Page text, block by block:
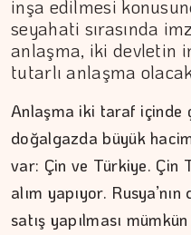
inşa edilmesi
seyahati sırasında
anlaşma, iki devletin
tutarlı anlaşma
Anlaşma iki taraf içinde
doğalgazda büyük
var: Çin ve Türkiye. Çin
alım yapıyor.
satış yapılması
ÇİĞDEM MEN
Yoğunluktan kaçarken